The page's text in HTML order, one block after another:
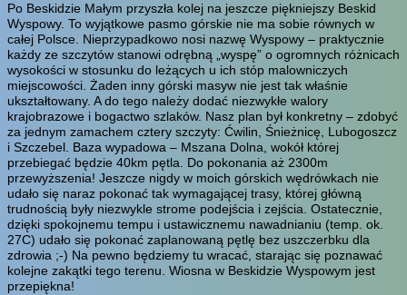
Po Beskidzie Małym przyszła kolej na jeszcze piękniejszy Beskid
Wyspowy. To wyjątkowe pasmo górskie nie ma sobie równych w
całej Polsce. Nieprzypadkowo nosi nazwę Wyspowy – praktycznie
każdy ze szczytów stanowi odrębną „wyspę” o ogromnych różnicach
wysokości w stosunku do leżących u ich stóp malowniczych
miejscowości. Żaden inny górski masyw nie jest tak właśnie
ukształtowany. A do tego należy dodać niezwykłe walory
krajobrazowe i bogactwo szlaków. Nasz plan był konkretny – zdobyć
za jednym zamachem cztery szczyty: Ćwilin, Śnieżnicę, Lubogoszcz
i Szczebel. Baza wypadowa – Mszana Dolna, wokół której
przebiegać będzie 40km pętla. Do pokonania aż 2300m
przewyższenia! Jeszcze nigdy w moich górskich wędrówkach nie
udało się naraz pokonać tak wymagającej trasy, której główną
trudnością były niezwykle strome podejścia i zejścia. Ostatecznie,
dzięki spokojnemu tempu i ustawicznemu nawadnianiu (temp. ok.
27C) udało się pokonać zaplanowaną pętlę bez uszczerbku dla
zdrowia ;-) Na pewno będziemy tu wracać, starając się poznawać
kolejne zakątki tego terenu. Wiosna w Beskidzie Wyspowym jest
przepiękna!